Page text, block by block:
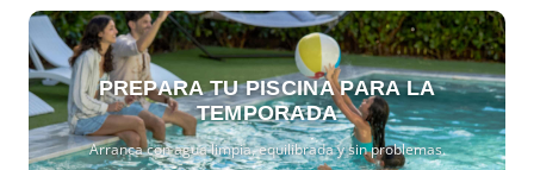
PREPARA TU PISCINA PARA LA
TEMPORADA
Arranca con agua limpia, equilibrada y sin problemas.